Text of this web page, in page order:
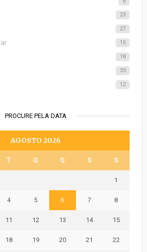
23
27
15
18
33
12
PROCURE PELA DATA
AGOSTO 2026
T Q Q S S
1
4 5 6 7 8
11 12 13 14 15
18 19 20 21 22